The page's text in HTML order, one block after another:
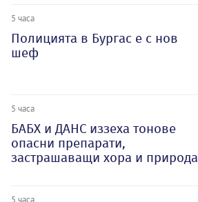
5 часа
Полицията в Бургас е с нов
шеф
5 часа
БАБХ и ДАНС иззеха тонове
опасни препарати,
застрашаващи хора и природа
5 часа